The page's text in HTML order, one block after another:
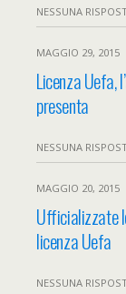
NESSUNA
MAGGIO 29, 2015
Licenza Uefa,
presenta
NESSUNA
MAGGIO 20, 2015
Ufficializzate
licenza Uefa
NESSUNA